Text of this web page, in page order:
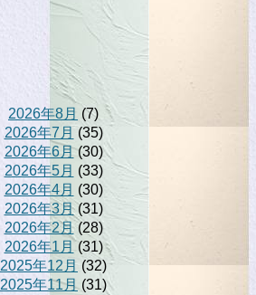
2026年8月 (7)
2026年7月 (35)
2026年6月(30)
2026年5月 (33)
2026年4月 (30)
2026年3月(31)
2026年2月(28)
2026年1月 (31)
2025年12月 (32)
2025年11月 (31)